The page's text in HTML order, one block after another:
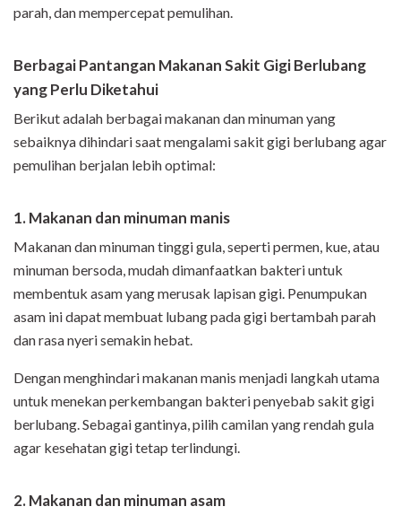
parah, dan mempercepat pemulihan.
Berbagai Pantangan Makanan Sakit Gigi Berlubang
yang Perlu Diketahui
Berikut adalah berbagai makanan dan minuman yang
sebaiknya dihindari saat mengalami sakit gigi berlubang agar
pemulihan berjalan lebih optimal:
1. Makanan dan minuman manis
Makanan dan minuman tinggi gula, seperti permen, kue, atau
minuman bersoda, mudah dimanfaatkan bakteri untuk
membentuk asam yang merusak lapisan gigi. Penumpukan
asam ini dapat membuat lubang pada gigi bertambah parah
dan rasa nyeri semakin hebat.
Dengan menghindari makanan manis menjadi langkah utama
untuk menekan perkembangan bakteri penyebab sakit gigi
berlubang. Sebagai gantinya, pilih camilan yang rendah gula
agar kesehatan gigi tetap terlindungi.
2. Makanan dan minuman asam